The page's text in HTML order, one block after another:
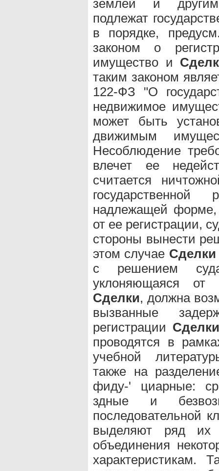
землей и
подлежат
в порядке,
законом о
имущество и
таким законом
122-ФЗ "О
недвижимое
может быть
движимым
Несоблюдение
влечет ее
считается
надлежащей форме,
от ее регистрации,
стороны вынести
этом случае Сделки
с решением
уклоняющаяся от
Сделки, должна
вызванные
регистрации
проводятся в
учебной
также на
фиду-' циарные:
здные и
последовательной
выделяют ряд их
объединения
характеристикам.